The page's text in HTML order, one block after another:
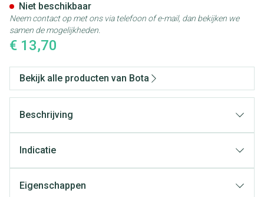
€ 13,70
Niet beschikbaar
Neem contact op met ons via telefoon of e-mail, dan bekijken we
samen de mogelijkheden.
Bekijk alle producten van Bota
Beschrijving
Indicatie
Eigenschappen